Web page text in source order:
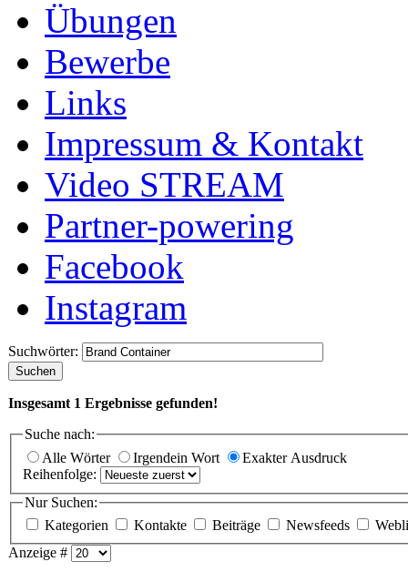
Übungen
Bewerbe
Links
Impressum & Kontakt
Video STREAM
Partner-powering
Facebook
Instagram
Suchwörter:
Suchen
Insgesamt 1 Ergebnisse gefunden!
Suche nach:
Alle Wörter
Irgendein Wort
Exakter Ausdruck
Reihenfolge:
Nur Suchen:
Kategorien
Kontakte Beiträge Newsfeeds
Anzeige #